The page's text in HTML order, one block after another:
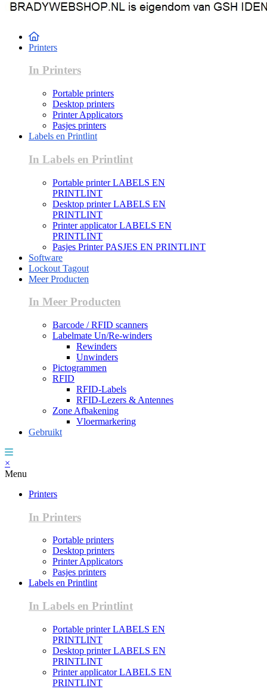
Printers
In Printers
Portable printers
Desktop printers
Printer Applicators
Pasjes printers
Labels en Printlint
In Labels en Printlint
Portable printer LABELS EN
PRINTLINT
Desktop printer LABELS EN
PRINTLINT
Printer applicator LABELS EN
PRINTLINT
Pasjes Printer PASJES EN PRINTLINT
Software
Lockout Tagout
Meer Producten
In Meer Producten
Barcode / RFID scanners
Labelmate Un/Re-winders
Rewinders
Unwinders
Pictogrammen
RFID
RFID-Labels
RFID-Lezers & Antennes
Zone Afbakening
Vloermarkering
Gebruikt
×
Menu
Printers
In Printers
Portable printers
Desktop printers
Printer Applicators
Pasjes printers
Labels en Printlint
In Labels en Printlint
Portable printer LABELS EN
PRINTLINT
Desktop printer LABELS EN
PRINTLINT
Printer applicator LABELS EN
PRINTLINT